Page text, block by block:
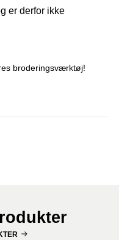
er derfor ikke
broderingsværktøj!